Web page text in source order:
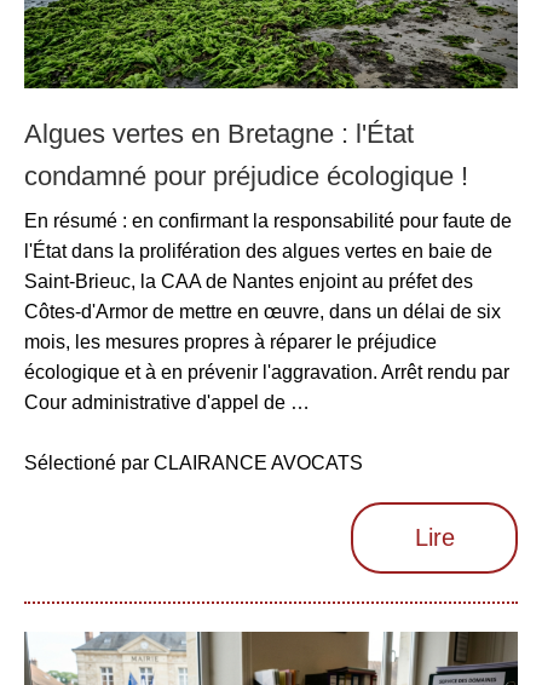
Algues vertes en Bretagne : l'État
condamné pour préjudice écologique !
En résumé : en confirmant la responsabilité pour faute de
l'État dans la prolifération des algues vertes en baie de
Saint-Brieuc, la CAA de Nantes enjoint au préfet des
Côtes-d'Armor de mettre en œuvre, dans un délai de six
mois, les mesures propres à réparer le préjudice
écologique et à en prévenir l'aggravation. Arrêt rendu par
Cour administrative d'appel de …
Sélectioné par CLAIRANCE AVOCATS
Lire